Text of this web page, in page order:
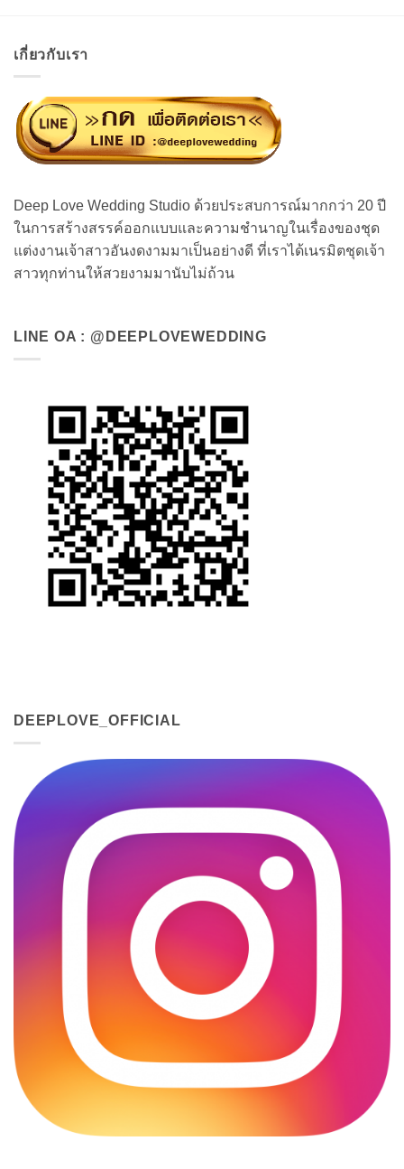
เกี่ยวกับเรา
Deep Love Wedding Studio ด้วยประสบการณ์มากกว่า 20 ปี
ในการสร้างสรรค์ออกแบบและความชำนาญในเรื่องของชุด
แต่งงานเจ้าสาวอันงดงามมาเป็นอย่างดี ที่เราได้เนรมิตชุดเจ้า
สาวทุกท่านให้สวยงามมานับไม่ถ้วน
LINE OA : @DEEPLOVEWEDDING
DEEPLOVE_OFFICIAL